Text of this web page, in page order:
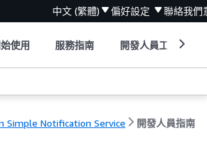
中文 (繁體) 偏好設定 聯絡我們
使用 服務指南 開發人員工具
Simple Notification Service 開發人員指南